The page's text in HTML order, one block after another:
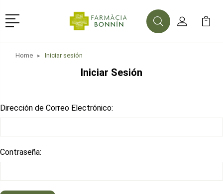
Menú
BuscarMi Cuenta
Mi
Home Iniciar sesión
Iniciar Sesión
Dirección de Correo Electrónico:
Contraseña: